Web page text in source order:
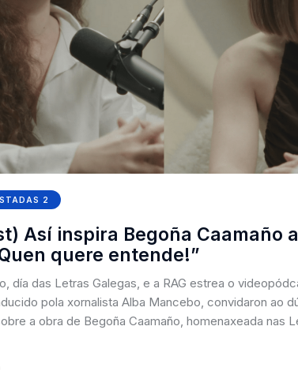
2
Así inspira Begoña Caamaño
quere entende!”
día das Letras Galegas, e a RAG estrea o
pola xornalista Alba Mancebo, convidaron ao
a obra de Begoña Caamaño, homenaxeada nas